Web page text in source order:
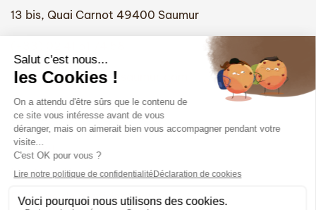
13 bis, Quai Carnot 49400 Saumur
info@hautefidelite-saumur.com
Liens
Contact
Mentions légales
Politique de confidentialité